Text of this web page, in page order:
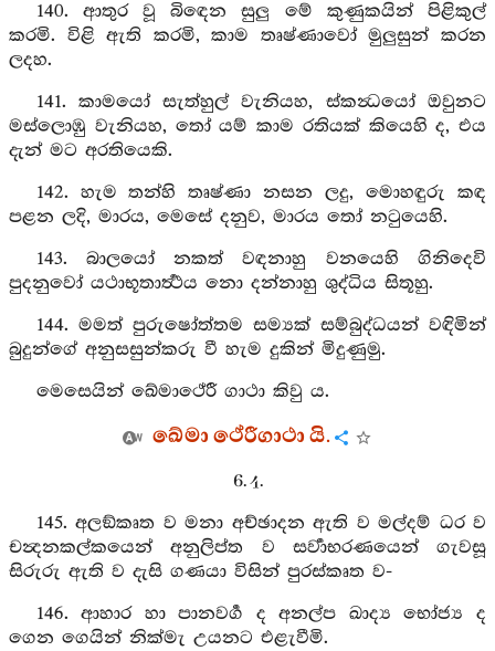
140. ආතුර වූ බිඳෙන සුලු මේ කුණුකයින් පිළිකුල්
කරමි. විළි ඇති කරමි, කාම තෘෂ්ණාවෝ මුලුසුන් කරන
ලදහ.
141. කාමයෝ සැත්හුල් වැනියහ, ස්කන්‍ධයෝ ඔවුනට
මස්ලොඹු වැනියහ, තෝ යම් කාම රතියක් කියෙහි ද, එය
දැන් මට අරතියෙකි.
142. හැම තන්හි තෘෂ්ණා නසන ලදු, මොහඳුරු කඳ
පළන ලදි, මාරය, මෙසේ දනුව, මාරය තෝ නටුයෙහි.
143. බාලයෝ නකත් වඳනාහු වනයෙහි ගිනිදෙවි
පුදනුවෝ යථාභූතාර්‍ත්‍ථය නො දන්නාහු ශුද්ධිය සිතූහු.
144. මමත් පුරුෂෝත්තම සම්‍යක් සම්බුද්ධයන් වඳිමින්
බුදුන්ගේ අනුසසුන්කරු වී හැම දුකින් මිදුණුමු.
මෙසෙයින් ඛේමාථේරී ගාථා කිවු ය.
ඛේමා ථේරීගාථා යි.
6. 4.
145. අලඞ්කෘත ව මනා අච්ඡාදන ඇති ව මල්දම් ධර ව
චන්‍දනකල්කයෙන් අනුලිප්ත ව සර්‍වාභරණයෙන් ගැවසූ
සිරුරු ඇති ව දැසි ගණයා විසින් පුරස්කෘත ව-
146. ආහාර හා පානවර්‍ග ද අනල්ප ඛාද්‍ය භෝජ්‍ය ද
ගෙන ගෙයින් නික්මැ උයනට එළැවීමි.